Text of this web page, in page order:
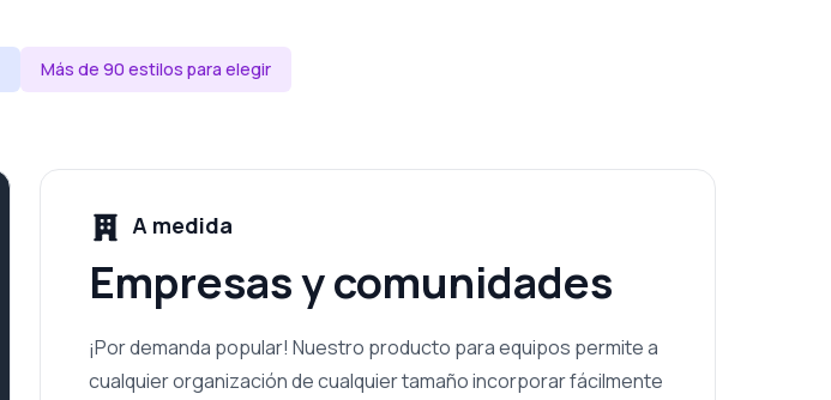
Más de 90 estilos para elegir
A medida
Empresas y comunidades
¡Por demanda popular! Nuestro producto para equipos permite a
cualquier organización de cualquier tamaño incorporar fácilmente